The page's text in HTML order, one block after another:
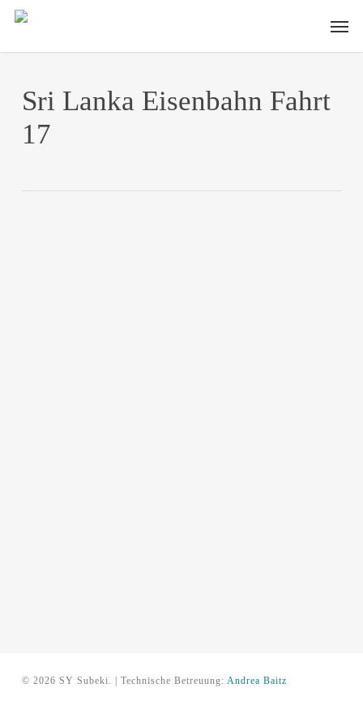
Skip
main
Sri Lanka Eisenbahn Fahrt
17
© 2026 SY Subeki. | Technische Betreuung: Andrea Baitz